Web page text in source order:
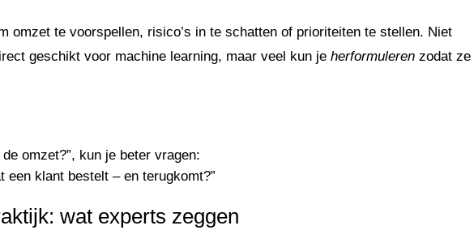
omzet te voorspellen, risico’s in te schatten of prioriteiten te stellen. Niet
geschikt voor machine learning, maar veel kun je herformulerenzodat ze
omzet?”, kun je beter vragen:
een klant bestelt – en terugkomt?”
wat experts zeggen